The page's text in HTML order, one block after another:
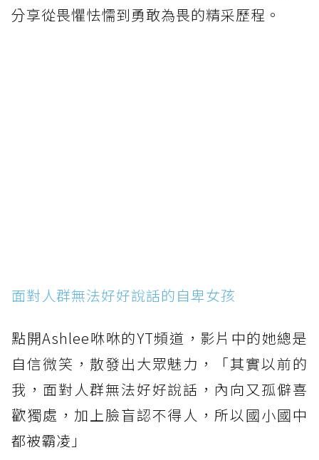
分享從畏懼怯懦到勇敢為畏的精采歷程。
面對人群無法好好說話的自卑女孩
點開Ashlee咻咻的YT頻道，影片中的她總是
自信微笑，散發出大眾魅力，「其實以前的
我，面對人群無法好好說話，內向又孤僻喜
歡獨處，加上臉盲認不得人，所以國小國中
都被霸凌」